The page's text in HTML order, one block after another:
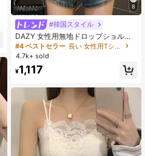
8
#韓国スタイル
DAZY 女性用無地ドロップショルダ
ーTシャツ シアー長袖トップス、秋
の女性用衣類 水着用カバーアップ
#4 ベストセラー
長い 女性用Tシャツ
4.7k+ sold
¥1,117